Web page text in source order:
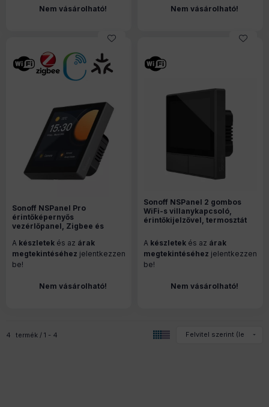
Nem vásárolható! Nem vásárolható!
Sonoff NSPanel Pro
érintőképernyős
vezérlőpanel, Zigbee és
A készletek és az árak
megtekintéséhez jelentkezzen
be!
Nem vásárolható!
Sonoff NSPanel 2 gombos
WiFi-s villanykapcsoló,
érintőkijelzővel, termosztát
A készletek és az árak
megtekintéséhez jelentkezzen
be!
Nem vásárolható!
4 termék 1 4